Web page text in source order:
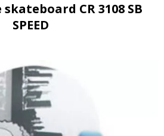
CR 3108 SB
SPEED